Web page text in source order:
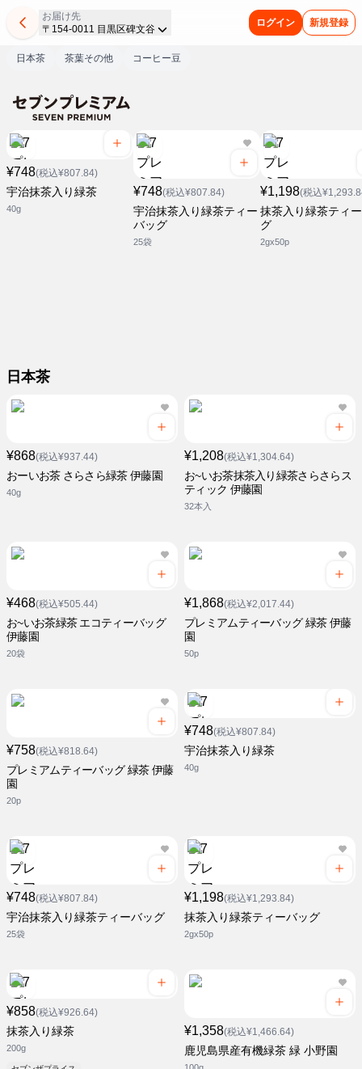
お届け先
〒154-0011 目黒区碑文谷
ログイン 新規登録
日本茶 茶葉その他 コーヒー豆
¥748(税込¥807.84)
宇治抹茶入り緑茶
40g
¥748(税込¥807.84)
宇治抹茶入り緑茶ティー
バッグ
25袋
¥1,198(税込
抹茶入り緑茶ティ
グ
2gx50p
日本茶
¥868(税込¥937.44)
おーいお茶 さらさら緑茶 伊藤園
40g
¥1,208(税込¥1,304.64)
お~いお茶抹茶入り緑茶さらさらス
ティック 伊藤園
32本入
¥468(税込¥505.44)
お~いお茶緑茶 エコティーバッグ
伊藤園
20袋
¥1,868(税込¥2,017.44)
プレミアムティーバッグ 緑茶 伊藤
園
50p
¥758(税込¥818.64)
プレミアムティーバッグ 緑茶 伊藤
園
20p
¥748(税込¥807.84)
宇治抹茶入り緑茶
40g
¥748(税込¥807.84)
宇治抹茶入り緑茶ティーバッグ
25袋
¥1,198(税込¥1,293.84)
抹茶入り緑茶ティーバッグ
2gx50p
¥858(税込¥926.64)
抹茶入り緑茶
200g
¥1,358(税込¥1,466.64)
鹿児島県産有機緑茶 緑 小野園